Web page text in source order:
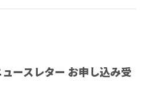
ースレター お申し込み受